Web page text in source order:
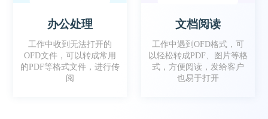
办公处理
工作中收到无法打开的
OFD文件，可以转成常用
的PDF等格式文件，进行传
阅
文档阅读
工作中遇到OFD格式，可
以轻松转成PDF、图片等格
式，方便阅读，发给客户
也易于打开
工作中会收到部分OFD格式的档案，就会用这